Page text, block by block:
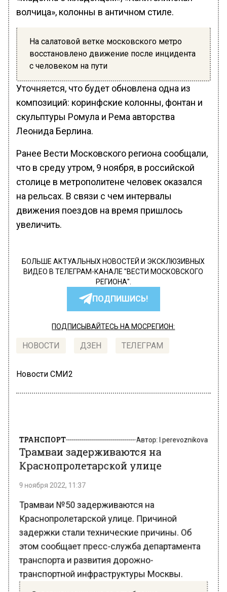
волчица», колонны в античном стиле.
На салатовой ветке московского метро
восстановлено движение после инцидента
с человеком на пути
Уточняется, что будет обновлена одна из
композиций: коринфские колонны, фонтан и
скульптуры Ромула и Рема авторства
Леонида Берлина.
Ранее Вести Московского региона сообщали,
что в среду утром, 9 ноября, в российской
столице в метрополитене человек оказался
на рельсах. В связи с чем интервалы
движения поездов на время пришлось
увеличить.
БОЛЬШЕ АКТУАЛЬНЫХ НОВОСТЕЙ И ЭКСКЛЮЗИВНЫХ
ВИДЕО В ТЕЛЕГРАМ-КАНАЛЕ "ВЕСТИ МОСКОВСКОГО
РЕГИОНА".
ПОДПИШИСЬ!
ПОДПИСЫВАЙТЕСЬ НА МОСРЕГИОН:
НОВОСТИ ДЗЕН ТЕЛЕГРАМ
Новости СМИ2
Трамваи задерживаются на
Краснопролетарской улице
9 ноября 2022, 11:37
Краснопролетарской улице. Причиной
задержки стали технические причины. Об
этом сообщает пресс-служба департамента
транспорта и развития дорожно-
транспортной инфраструктуры Москвы.